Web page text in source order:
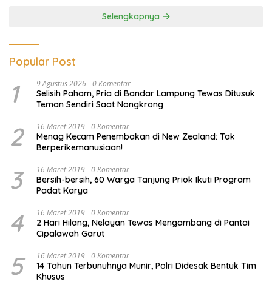
Selengkapnya
Popular Post
1 9 Agustus 2026 0 Komentar
Selisih Paham, Pria di Bandar Lampung Tewas Ditusuk
Teman Sendiri Saat Nongkrong
2 16 Maret 2019 0 Komentar
Menag Kecam Penembakan di New Zealand: Tak
Berperikemanusiaan!
3 16 Maret 2019 0 Komentar
Bersih-bersih, 60 Warga Tanjung Priok Ikuti Program
Padat Karya
4 16 Maret 2019 0 Komentar
2 Hari Hilang, Nelayan Tewas Mengambang di Pantai
Cipalawah Garut
5 16 Maret 2019 0 Komentar
14 Tahun Terbunuhnya Munir, Polri Didesak Bentuk Tim
Khusus